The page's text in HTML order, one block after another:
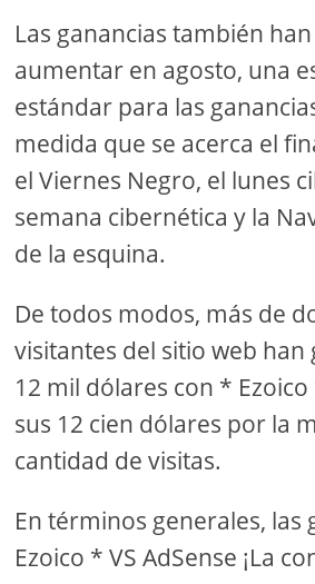
Las ganancias también
aumentar en agosto, una
estándar para las
medida que se acerca el
el Viernes Negro, el lunes
semana cibernética y la
de la esquina.
De todos modos, más de
visitantes del sitio web han
12 mil dólares con * Ezoico
sus 12 cien dólares por la
cantidad de visitas.
En términos generales, las
Ezoico * VS AdSense ¡La